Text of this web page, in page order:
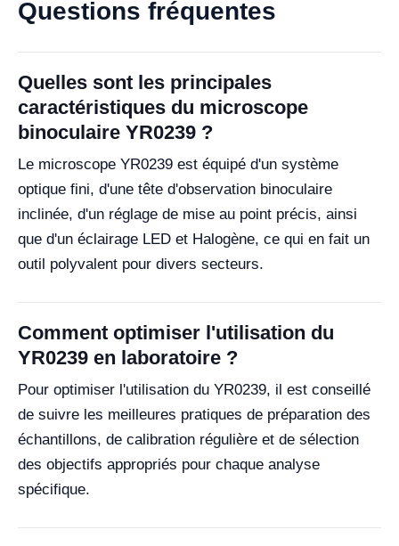
Questions fréquentes
Quelles sont les principales
caractéristiques du microscope
binoculaire YR0239 ?
Le microscope YR0239 est équipé d'un système
optique fini, d'une tête d'observation binoculaire
inclinée, d'un réglage de mise au point précis, ainsi
que d'un éclairage LED et Halogène, ce qui en fait un
outil polyvalent pour divers secteurs.
Comment optimiser l'utilisation du
YR0239 en laboratoire ?
Pour optimiser l'utilisation du YR0239, il est conseillé
de suivre les meilleures pratiques de préparation des
échantillons, de calibration régulière et de sélection
des objectifs appropriés pour chaque analyse
spécifique.